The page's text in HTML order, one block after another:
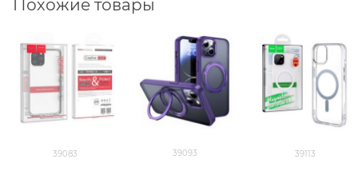
Похожие товары
39083 39093 39113